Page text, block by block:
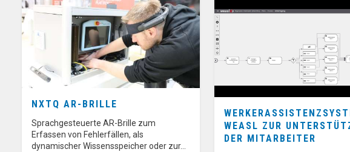
NXTQ AR-BRILLE
Sprachgesteuerte AR-Brille zum
Erfassen von Fehlerfällen, als
dynamischer Wissensspeicher oder zur…
WEASL ZUR
DER MITARBEITER